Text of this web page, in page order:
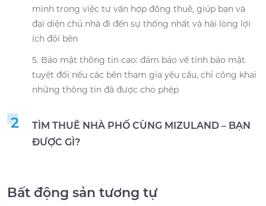
mình trong việc tư vấn hợp đồng thuê, giúp bạn và
đại diện chủ nhà đi đến sự thống nhất và hài lòng lợi
ích đôi bên
5. Bảo mật thông tin cao: đảm bảo về tính bảo mật
tuyệt đối nếu các bên tham gia yêu cầu, chỉ công khai
những thông tin đã được cho phép
2
TÌM THUÊ NHÀ PHỐ CÙNG MIZULAND – BẠN
ĐƯỢC GÌ?
Bất động sản tương tự